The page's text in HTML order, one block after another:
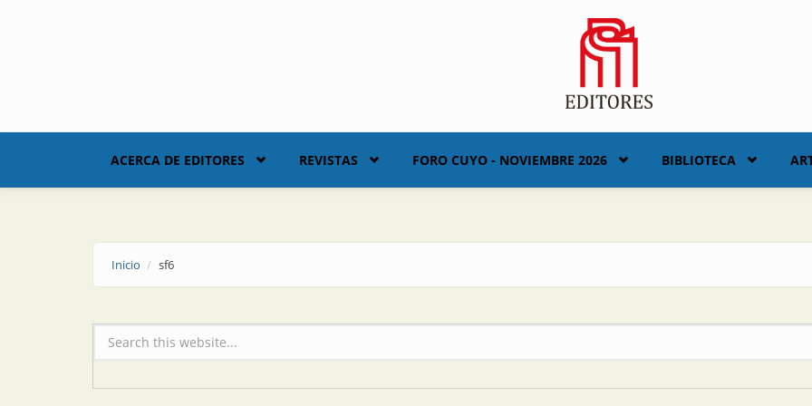
ACERCA DE EDITORES REVISTAS FORO CUYO - NOVIEMBRE 2026 BIBLIOTECA
Inicio sf6
Formulario de búsqueda